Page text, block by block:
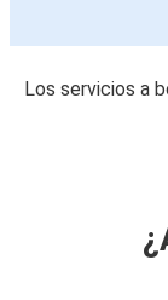
Los servicios a